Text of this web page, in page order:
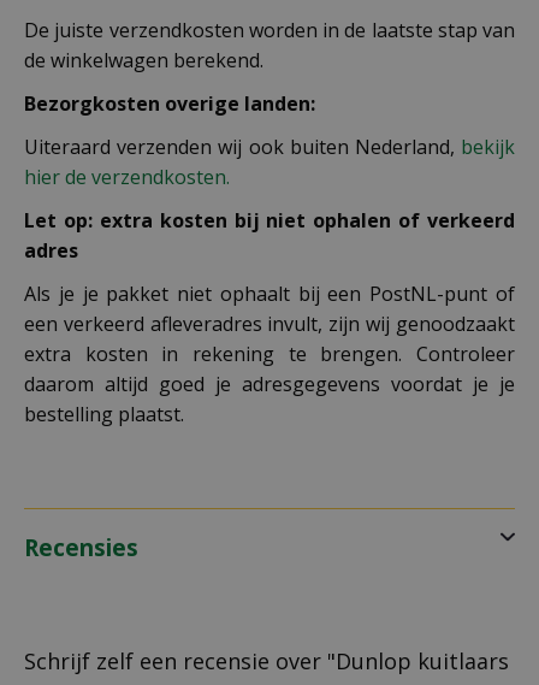
De juiste verzendkosten worden in de laatste stap van
de winkelwagen berekend.
Bezorgkosten overige landen:
Uiteraard verzenden wij ook buiten Nederland, bekijk
hier de verzendkosten.
Let op: extra kosten bij niet ophalen of verkeerd
adres
Als je je pakket niet ophaalt bij een PostNL-punt of
een verkeerd afleveradres invult, zijn wij genoodzaakt
extra kosten in rekening te brengen. Controleer
daarom altijd goed je adresgegevens voordat je je
bestelling plaatst.
Recensies
Schrijf zelf een recensie over "Dunlop kuitlaars